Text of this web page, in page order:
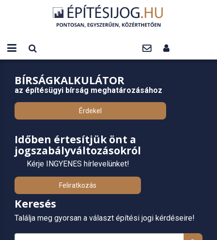
BÍRSÁGKALKULÁTOR
az építésügyi bírság meghatározásához
Érdekel
Időben értesítjük önt a
jogszabályváltozásokról
Kérje INGYENES hírlevelünket!
Feliratkozás
Keresés
Találja meg gyorsan a választ építési jogi kérdéseire!